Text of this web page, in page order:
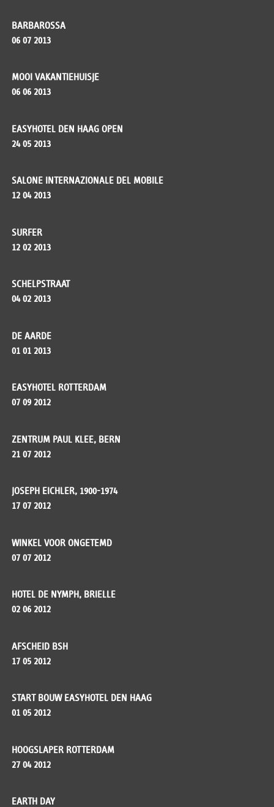
BARBAROSSA
06 07 2013
MOOI VAKANTIEHUISJE
06 06 2013
EASYHOTEL DEN HAAG OPEN
24 05 2013
SALONE INTERNAZIONALE DEL MOBILE
12 04 2013
SURFER
12 02 2013
SCHELPSTRAAT
04 02 2013
DE AARDE
01 01 2013
EASYHOTEL ROTTERDAM
07 09 2012
ZENTRUM PAUL KLEE, BERN
21 07 2012
JOSEPH EICHLER, 1900-1974
17 07 2012
WINKEL VOOR ONGETEMD
07 07 2012
HOTEL DE NYMPH, BRIELLE
02 06 2012
AFSCHEID BSH
17 05 2012
START BOUW EASYHOTEL DEN HAAG
01 05 2012
HOOGSLAPER ROTTERDAM
27 04 2012
EARTH DAY